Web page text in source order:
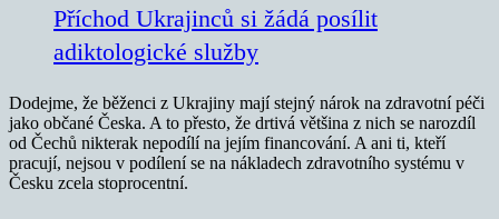
Příchod Ukrajinců si žádá posílit
adiktologické služby
Dodejme, že běženci z Ukrajiny mají stejný nárok na zdravotní péči
jako občané Česka. A to přesto, že drtivá většina z nich se narozdíl
od Čechů nikterak nepodílí na jejím financování. A ani ti, kteří
pracují, nejsou v podílení se na nákladech zdravotního systému v
Česku zcela stoprocentní.